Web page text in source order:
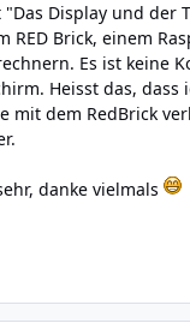
Display und der
Brick, einem
Es ist keine
Heisst das, dass
mit dem RedBrick
danke vielmals